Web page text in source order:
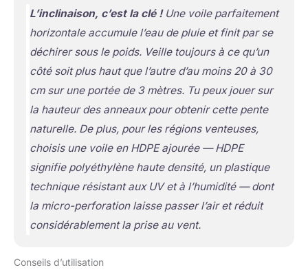
L’inclinaison, c’est la clé !Une voile parfaitement
horizontale accumule l’eau de pluie et finit par se
déchirer sous le poids. Veille toujours à ce qu’un
côté soit plus haut que l’autre d’au moins 20 à 30
cm sur une portée de 3 mètres. Tu peux jouer sur
la hauteur des anneaux pour obtenir cette pente
naturelle. De plus, pour les régions venteuses,
choisis une voile en HDPE ajourée —HDPE
signifie polyéthylène haute densité, un plastique
technique résistant aux UV et à l’humidité— dont
la micro-perforation laisse passer l’air et réduit
considérablement la prise au vent.
Conseils d’utilisation